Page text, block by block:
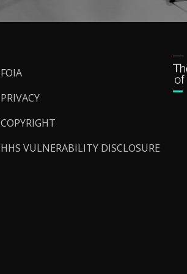
FOIA
PRIVACY
COPYRIGHT
HHS VULNERABILITY DISCLOSURE